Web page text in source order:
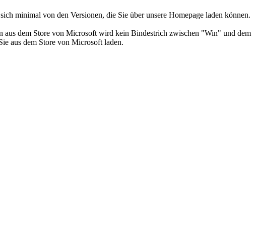
minimal von den Versionen, die Sie über unsere Homepage laden können.
aus dem Store von Microsoft wird kein Bindestrich zwischen "Win" und dem
aus dem Store von Microsoft laden.